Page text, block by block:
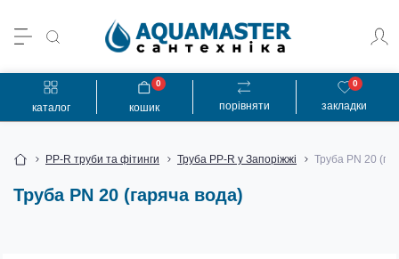
каталог порівняти закладки
0
кошик
0
PP-R труби та фітинги Труба PP-R у Запоріжжі Труба PN 20
Труба PN 20 (гаряча вода)